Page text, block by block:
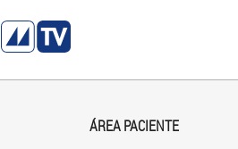
ÁREA PACIENTE